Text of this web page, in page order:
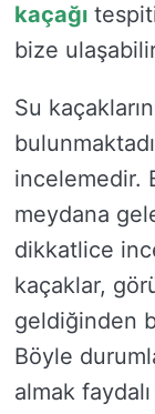
kaçağı
bize
Su
incelemedir.
meydana
dikkatlice
kaçaklar,
geldiğinden
Böyle
almak